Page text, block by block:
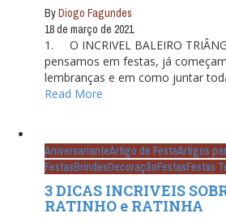
ByDiogo Fagundes
18 de março de 2021
1. O INCRIVEL BALEIRO
pensamos em festas, já
lembranças e em como juntar
Read More
AniversarianteArtigo de FestaArtigos
FestasBrindesDecoraçãoFestasFestas
3 DICAS INCRIVEIS
RATINHO e RATINHA